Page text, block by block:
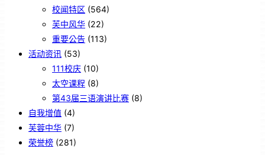
校闻特区 (564)
芙中风华 (22)
重要公告 (113)
活动资讯 (53)
111校庆 (10)
太空课程 (8)
第43届三语演讲比赛 (8)
自我增值 (4)
芙蓉中华 (7)
荣誉榜 (281)